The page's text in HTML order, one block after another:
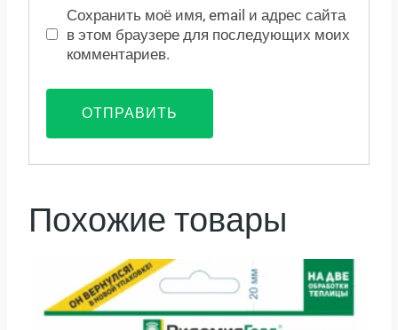
Сохранить моё имя, email и адрес сайта
в этом браузере для последующих моих
комментариев.
Похожие товары